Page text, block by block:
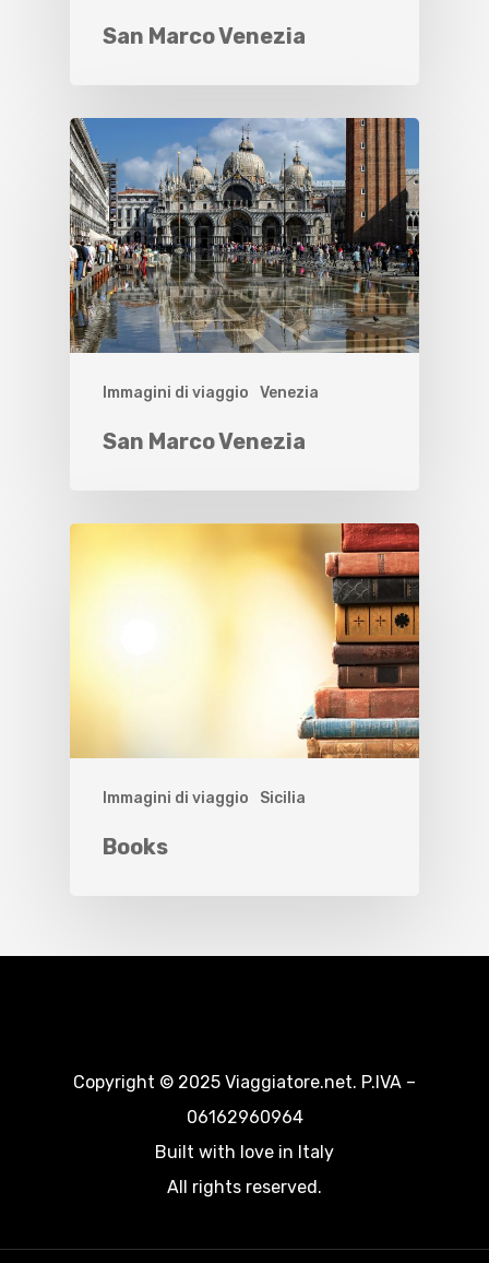
San Marco Venezia
Immagini di viaggio Venezia
San Marco Venezia
Immagini di viaggio Sicilia
Books
Copyright © 2025 Viaggiatore.net. P.IVA –
06162960964
Built with love in Italy
All rights reserved.